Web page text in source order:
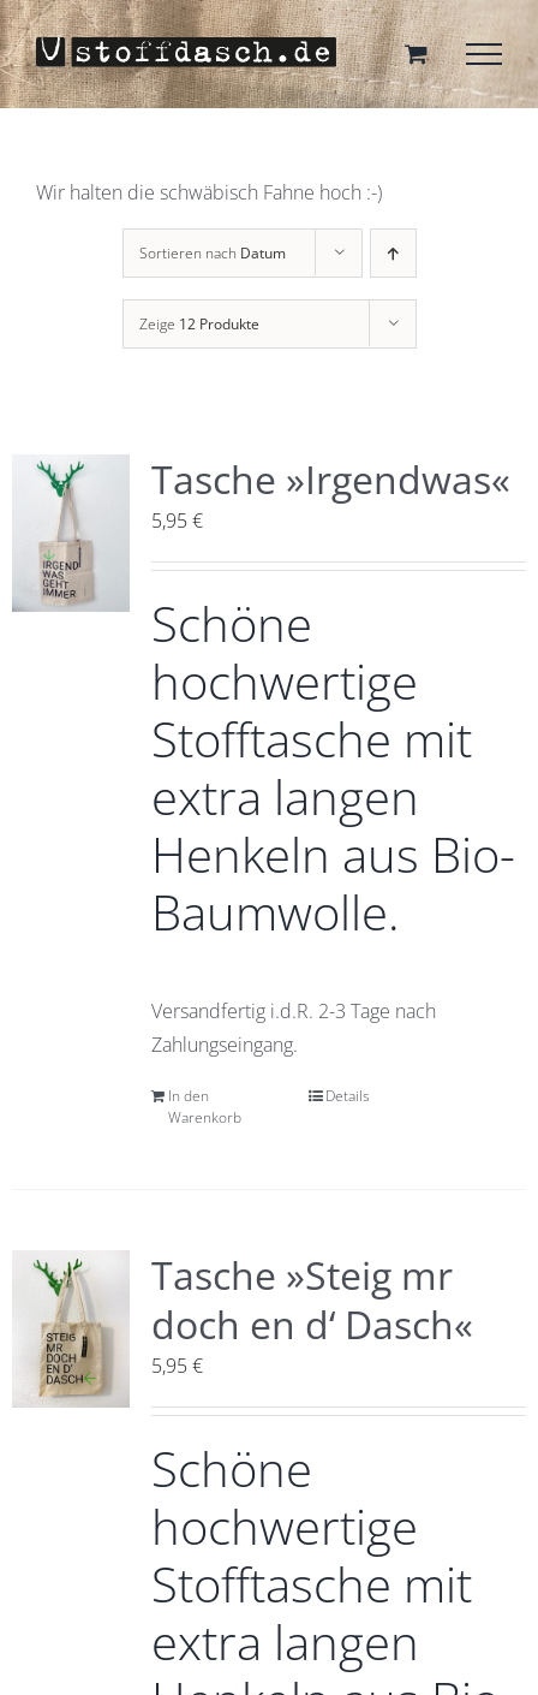
Zum
Inhalt
springen
Wir halten die schwäbisch Fahne hoch :-)
Sortieren nach Datum
Zeige 12 Produkte
Tasche »Irgendwas«
5,95€
Schöne
hochwertige
Stofftasche mit
extra langen
Henkeln aus Bio-
Baumwolle.
Versandfertig i.d.R. 2-3 Tage nach
Zahlungseingang.
In den
Warenkorb
Details
Tasche »Steig mr
doch en d‘ Dasch«
5,95€
Schöne
hochwertige
Stofftasche mit
extra langen